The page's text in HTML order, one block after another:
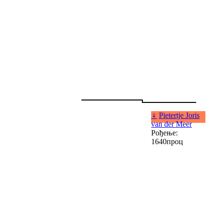
♀ Pietertje Joris
van der Meer
Рођење:
1640проц